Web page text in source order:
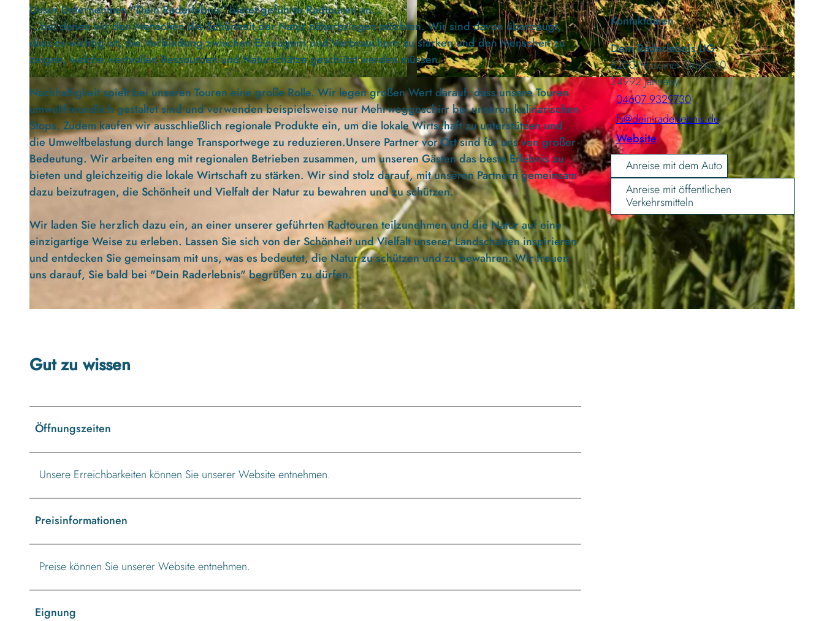
© MICROCOPTER SERVICE NORD, FRANK SCHOENGART |CC-BY-ND
Unser Unternehmen "Dein Raderlebnis" bietet geführte Radtouren an...
...bei denen wir den Menschen die Schönheit der Natur näherbringen möchten. Wir sind davon überzeugt,
dass es wichtig ist, die Verbindung zwischen Erzeugern und Verbrauchern zu stärken und den Menschen zu
zeigen, welche wertvollen Ressourcen und Naturschätze geschützt werden müssen.
Nachhaltigkeit spielt bei unseren Touren eine große Rolle. Wir legen großen Wert darauf, dass unsere Touren
umweltfreundlich gestaltet sind und verwenden beispielsweise nur Mehrweggeschirr bei unseren kulinarischen
Stops. Zudem kaufen wir ausschließlich regionale Produkte ein, um die lokale Wirtschaft zu unterstützen und
die Umweltbelastung durch lange Transportwege zu reduzieren.Unsere Partner vor Ort sind für uns von großer
Bedeutung. Wir arbeiten eng mit regionalen Betrieben zusammen, um unseren Gästen das beste Erlebnis zu
bieten und gleichzeitig die lokale Wirtschaft zu stärken. Wir sind stolz darauf, mit unseren Partnern gemeinsam
dazu beizutragen, die Schönheit und Vielfalt der Natur zu bewahren und zu schützen.
Wir laden Sie herzlich dazu ein, an einer unserer geführten Radtouren teilzunehmen und die Natur auf eine
einzigartige Weise zu erleben. Lassen Sie sich von der Schönheit und Vielfalt unserer Landschaften inspirieren
und entdecken Sie gemeinsam mit uns, was es bedeutet, die Natur zu schützen und zu bewahren. Wir freuen
uns darauf, Sie bald bei "Dein Raderlebnis" begrüßen zu dürfen.
Gut zu wissen
Öffnungszeiten
Unsere Erreichbarkeiten können Sie unserer Website entnehmen.
Preisinformationen
Preise können Sie unserer Website entnehmen.
Eignung
Kontaktdaten
Dein Raderlebnis UG
B200/Husumer Straße 10
24992Janneby
04607 9329730
fs@dein-raderlebnis.de
Website
Anreise mit dem Auto
Anreise mit öffentlichen
Verkehrsmitteln